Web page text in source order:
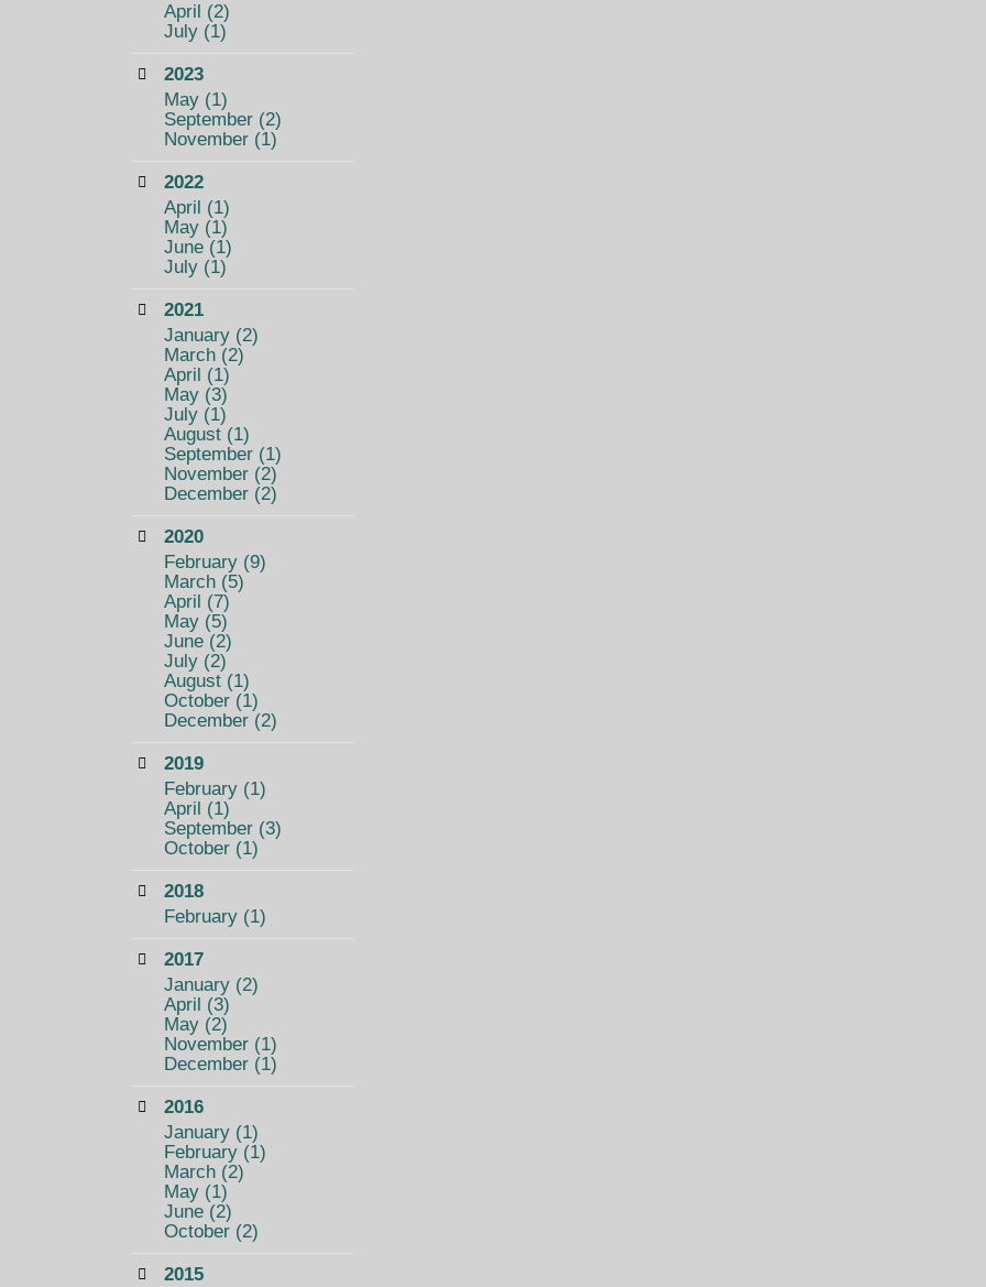
April (2)
July (1)
2023
May (1)
September (2)
November (1)
2022
April (1)
May (1)
June (1)
July (1)
2021
January (2)
March (2)
April (1)
May (3)
July (1)
August (1)
September (1)
November (2)
December (2)
2020
February (9)
March (5)
April (7)
May (5)
June (2)
July (2)
August (1)
October (1)
December (2)
2019
February (1)
April (1)
September (3)
October (1)
2018
February (1)
2017
January (2)
April (3)
May (2)
November (1)
December (1)
2016
January (1)
February (1)
March (2)
May (1)
June (2)
October (2)
2015